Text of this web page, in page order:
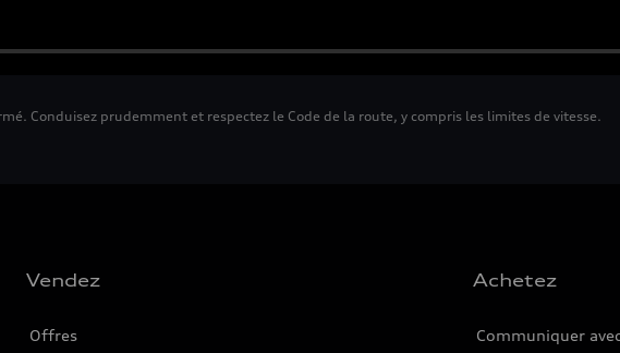
Conduisez prudemment et respectez le Code de la route, y compris les limites de vitesse.
Vendez
Offres
Achetez
Communiquer